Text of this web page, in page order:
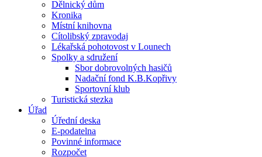
Dělnický dům
Kronika
Místní knihovna
Cítolibský zpravodaj
Lékařská pohotovost v Lounech
Spolky a sdružení
Sbor dobrovolných hasičů
Nadační fond K.B.Kopřivy
Sportovní klub
Turistická stezka
Úřad
Úřední deska
E-podatelna
Povinné informace
Rozpočet